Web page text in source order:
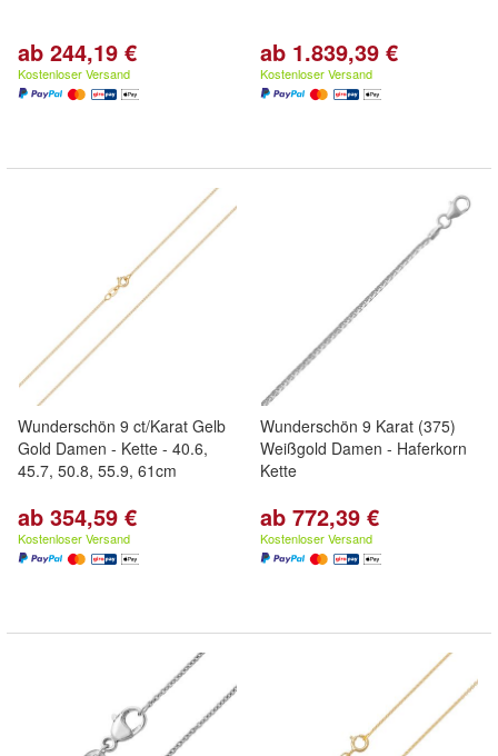
ab 244,19 €
Kostenloser Versand
ab 1.839,39 €
Kostenloser Versand
Wunderschön 9 ct/Karat Gelb
Gold Damen - Kette - 40.6,
45.7, 50.8, 55.9, 61cm
ab 354,59 €
Kostenloser Versand
Wunderschön 9 Karat (375)
Weißgold Damen - Haferkorn
Kette
ab 772,39 €
Kostenloser Versand